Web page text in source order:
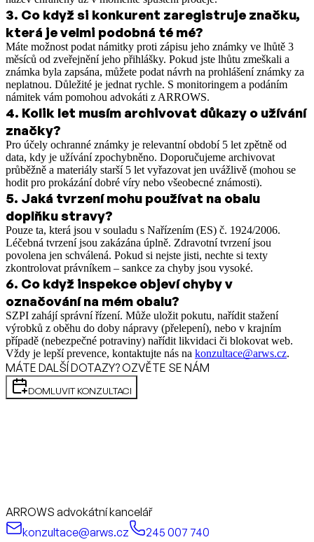
3. Co když si konkurent zaregistruje značku,
která je velmi podobná té mé?
Máte možnost podat námitky proti zápisu jeho známky ve lhůtě 3
měsíců od zveřejnění jeho přihlášky. Pokud jste lhůtu zmeškali a
známka byla zapsána, můžete podat návrh na prohlášení známky za
neplatnou. Důležité je jednat rychle. S monitoringem a podáním
námitek vám pomohou advokáti z ARROWS.
4. Kolik let musím archivovat důkazy o užívání
značky?
Pro účely ochranné známky je relevantní období 5 let zpětně od
data, kdy je užívání zpochybněno. Doporučujeme archivovat
průběžně a materiály starší 5 let vyřazovat jen uvážlivě (mohou se
hodit pro prokázání dobré víry nebo všeobecné známosti).
5. Jaká tvrzení mohu používat na obalu
doplňku stravy?
Pouze ta, která jsou v souladu s Nařízením (ES) č. 1924/2006.
Léčebná tvrzení jsou zakázána úplně. Zdravotní tvrzení jsou
povolena jen schválená. Pokud si nejste jisti, nechte si texty
zkontrolovat právníkem – sankce za chyby jsou vysoké.
6. Co když inspekce objeví chyby v
označování na mém obalu?
SZPI zahájí správní řízení. Může uložit pokutu, nařídit stažení
výrobků z oběhu do doby nápravy (přelepení), nebo v krajním
případě (nebezpečné potraviny) nařídit likvidaci či blokovat web.
Vždy je lepší prevence, kontaktujte nás na konzultace@arws.cz.
MÁTE DALŠÍ DOTAZY? OZVĚTE SE NÁM
DOMLUVIT KONZULTACI
ARROWS advokátní kancelář
konzultace@arws.cz
245 007 740